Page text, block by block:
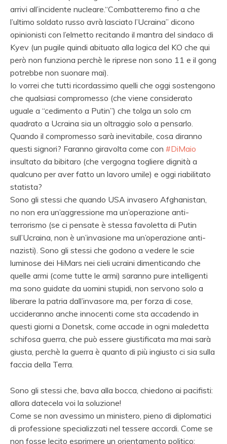
arrivi all’incidente nucleare.“Combatteremo fino a che
l’ultimo soldato russo avrà lasciato l’Ucraina” dicono
opinionisti con l’elmetto recitando il mantra del sindaco di
Kyev (un pugile quindi abituato alla logica del KO che qui
però non funziona perchè le riprese non sono 11 e il gong
potrebbe non suonare mai).
Io vorrei che tutti ricordassimo quelli che oggi sostengono
che qualsiasi compromesso (che viene considerato
uguale a “cedimento a Putin”) che tolga un solo cm
quadrato a Ucraina sia un oltraggio solo a pensarlo.
Quando il compromesso sarà inevitabile, cosa diranno
questi signori? Faranno giravolta come con #DiMaio
insultato da bibitaro (che vergogna togliere dignità a
qualcuno per aver fatto un lavoro umile) e oggi riabilitato
statista?
Sono gli stessi che quando USA invasero Afghanistan,
no non era un’aggressione ma un’operazione anti-
terrorismo (se ci pensate è stessa favoletta di Putin
sull’Ucraina, non è un’invasione ma un’operazione anti-
nazisti). Sono gli stessi che godono a vedere le scie
luminose dei HiMars nei cieli ucraini dimenticando che
quelle armi (come tutte le armi) saranno pure intelligenti
ma sono guidate da uomini stupidi, non servono solo a
liberare la patria dall’invasore ma, per forza di cose,
uccideranno anche innocenti come sta accadendo in
questi giorni a Donetsk, come accade in ogni maledetta
schifosa guerra, che può essere giustificata ma mai sarà
giusta, perchè la guerra è quanto di più ingiusto ci sia sulla
faccia della Terra.
Sono gli stessi che, bava alla bocca, chiedono ai pacifisti:
allora datecela voi la soluzione!
Come se non avessimo un ministero, pieno di diplomatici
di professione specializzati nel tessere accordi. Come se
non fosse lecito esprimere un orientamento politico: